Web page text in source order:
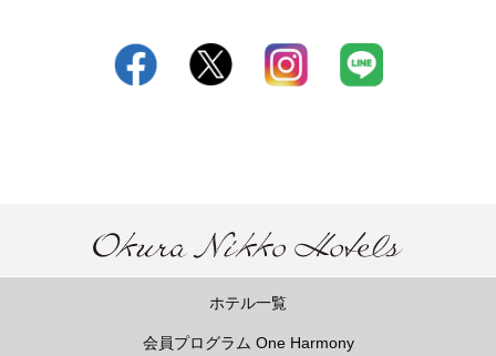
ホテル一覧
会員プログラム One Harmony